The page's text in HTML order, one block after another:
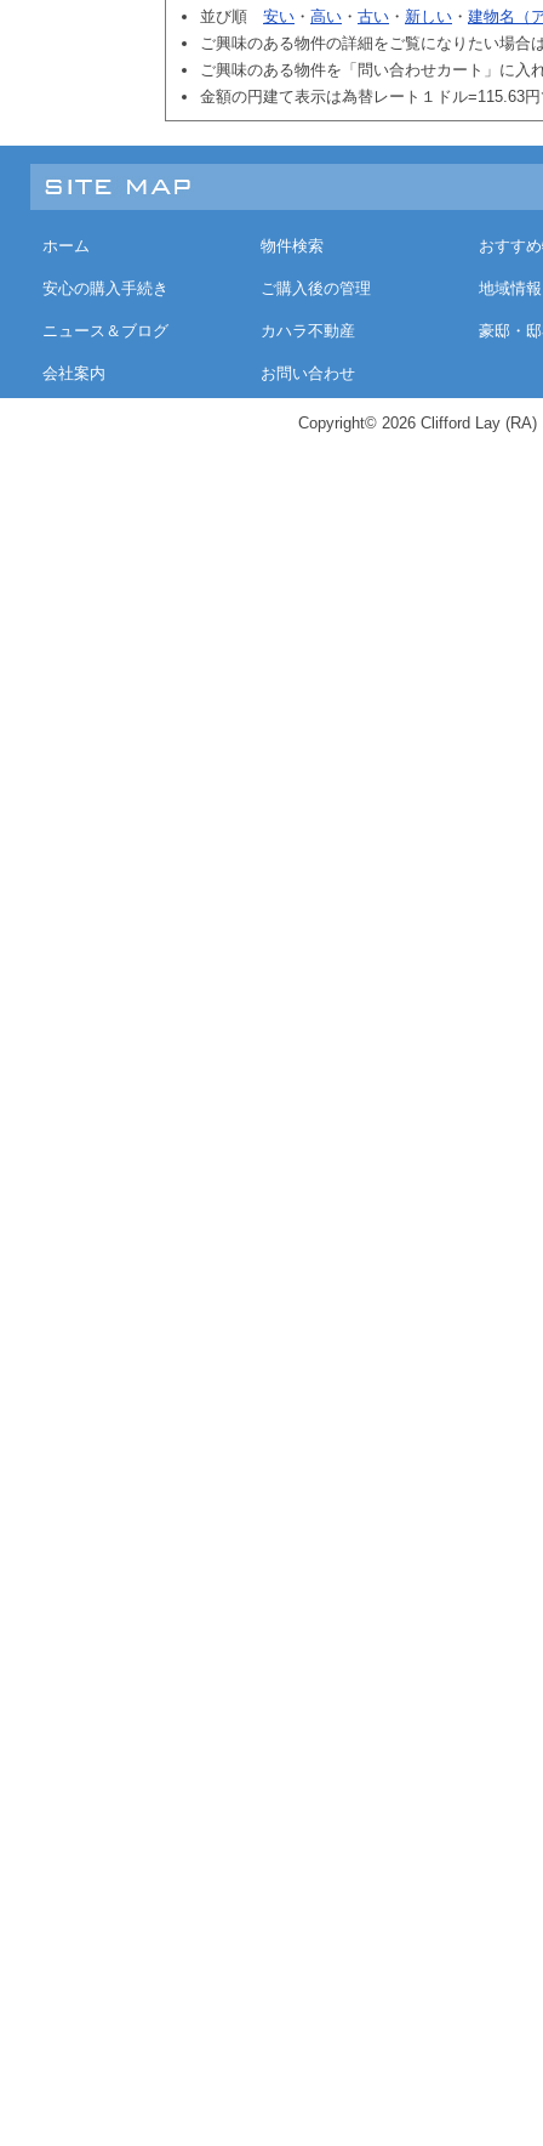
並び順 安い ・ 高い ・ 古い ・ 新しい ・ 建物名（
ご興味のある物件の詳細をご覧になりたい場合
ご興味のある物件を「問い合わせカート」に入
金額の円建て表示は為替レート１ドル=115.63
ホーム 物件検索 おすす
安心の購入手続き ご購入後の管理 地域情報
ニュース＆ブログ カハラ不動産 豪邸・
会社案内 お問い合わせ
Copyright© 2026 Clifford Lay